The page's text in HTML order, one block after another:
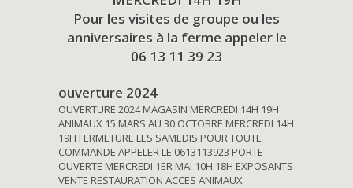
Pour les visites de groupe ou les
anniversaires à la ferme appeler le
06 13 11 39 23
ouverture 2024
OUVERTURE 2024 MAGASIN MERCREDI 14H 19H
ANIMAUX 15 MARS AU 30 OCTOBRE MERCREDI 14H
19H FERMETURE LES SAMEDIS POUR TOUTE
COMMANDE APPELER LE 0613113923 PORTE
OUVERTE MERCREDI 1ER MAI 10H 18H EXPOSANTS
VENTE RESTAURATION ACCES ANIMAUX